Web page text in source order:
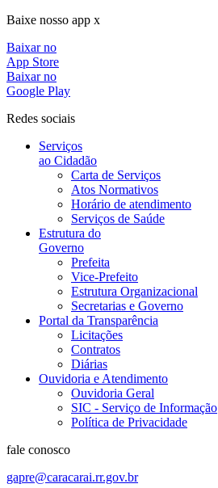
Baixe nosso app x
Baixar no
App Store
Baixar no
Google Play
Redes sociais
Serviços
ao Cidadão
Carta de Serviços
Atos Normativos
Horário de atendimento
Serviços de Saúde
Estrutura do
Governo
Prefeita
Vice-Prefeito
Estrutura Organizacional
Secretarias e Governo
Portal da Transparência
Licitações
Contratos
Diárias
Ouvidoria e Atendimento
Ouvidoria Geral
SIC - Serviço de Informação
Política de Privacidade
fale conosco
gapre@caracarai.rr.gov.br